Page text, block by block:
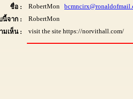
ชื่อ : RobertMon
นี้จาก :
RobertMon
มเห็น :
visit the site https://norvithall.com/